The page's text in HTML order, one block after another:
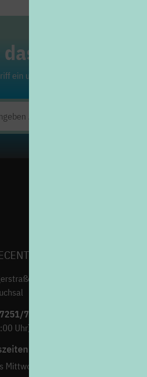
Richtige
ein und klicken Sie auf die Lupe. Viel
H7
7
706-222
Uhr)
Mittwoch